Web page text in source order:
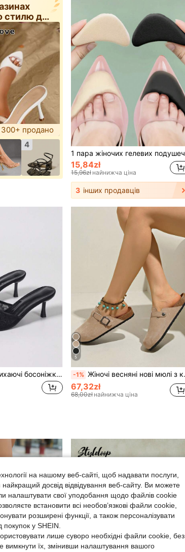
стилю для
300+ продано
4
15,84zł
15,96zł найнижча ціна
3 інших продавців
Жіночі сітчасті дихаючі босоніжки на високих підборах з відкритим носком, універсальні мінімалістичні літні нові сліпонти з бантом на шпильці, чорне мереживо, шикарні та елегантні
5
-1% Жіночі весняні нові мюлі з круглим носком, товстою підошвою, зручні повсякденні модні сліпони, комфорт на весь день
67,32zł
68,00zł найнижча ціна
на нашому веб-сайті, щоб надавати послуги,
досвід відвідування веб-сайту. Ви можете
налаштувати свої уподобання щодо файлів cookie
встановити всі необов’язкові файли cookie,
розширені функції, а також персоналізувати
у SHEIN.
лише суворо необхідні файли cookie, без
їх, змінивши налаштування вашого